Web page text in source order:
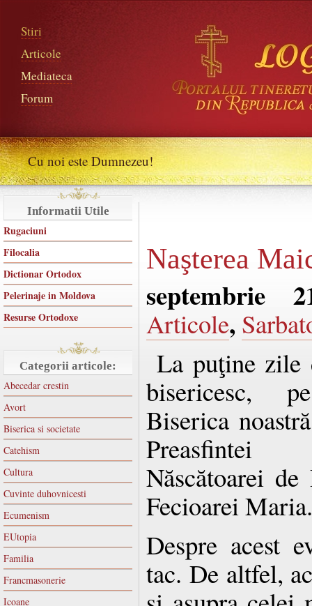
Stiri
Articole
Mediateca
Forum
Cu noi este Dumnezeu!
Informatii Utile
Rugaciuni
Filocalia
Dictionar Ortodox
Pelerinaje in Moldova
Resurse Ortodoxe
Categorii articole:
Abecedar crestin
Avort
Biserica si societate
Catehism
Cultura
Cuvinte duhovnicesti
Ecumenism
EUtopia
Familia
Francmasonerie
Icoane
Naşterea
septembrie
Articole,
La puţine zile
bisericesc,
Biserica
Preasfintei
Născătoarei
Fecioarei Maria.
Despre acest
tac. De altfel,